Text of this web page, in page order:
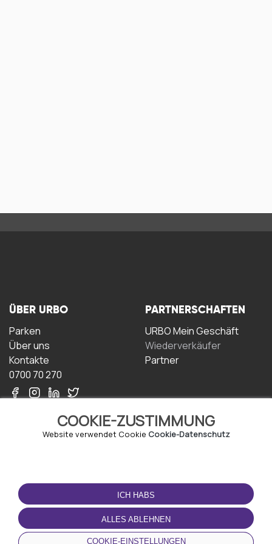
COOKIE-ZUSTIMMUNG
Website verwendet Cookie Cookie-Datenschutz
ICH HABS
ALLES ABLEHNEN
COOKIE-EINSTELLUNGEN
ÜBER URBO
Parken
Über uns
Kontakte
0700 70 270
PARTNERSCHAFTEN
URBO Mein Geschäft
Wiederverkäufer
Partner
NUTZUNGSBEDINGUNGEN
Geschäftsbedingungen
Datenschutz-
Bestimmungen
Cookie-Richtlinie
LADEN SIE DIE APP
HERUNTER